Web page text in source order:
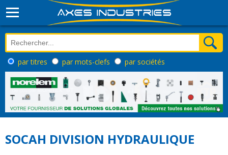
par titres par mots-clefs par sociétés
SOCAH DIVISION HYDRAULIQUE